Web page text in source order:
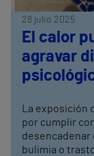
28 julio 2025
El calor
agravar
La exposición
por cumplir
desencadenar
bulimia o